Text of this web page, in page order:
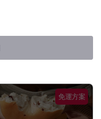
免運方案